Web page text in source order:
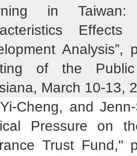
in Taiwan:
of the
March 10-13,
Cheng, and
Pressure on
Trust Fund,"